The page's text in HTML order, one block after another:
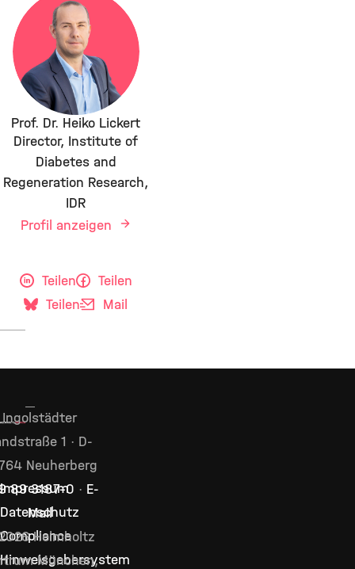
Prof. Dr. Heiko Lickert
Director, Institute of
Diabetes and
Regeneration Research,
IDR
Profil anzeigen
Teilen
Teilen
Teilen
Mail
Impressum
Datenschutz
Compliance
Hinweisgebersystem
Ingolstädter
1 · D-
Neuherberg
89 3187–0 · E-
Mail
Helmholtz
München,